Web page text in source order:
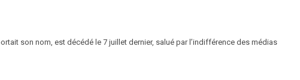
son nom, est décédé le 7 juillet dernier, salué par l’indifférence des médias